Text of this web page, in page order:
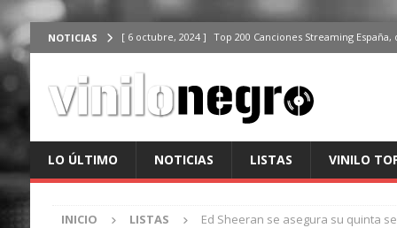
NOTICIAS [ 6 octubre, 2024 ] Top 200 Canciones Streaming
[ 3 octubre, 2024 ] Top 100 Artistas Españoles
[ 2 octubre, 2024 ] Top 100 Artistas Internacionales
ÚLTIMO
[ 6 octubre, 2024 ] Top 200 Canciones España, del 30 de
LO ÚLTIMO NOTICIAS LISTAS VINILO
INICIO LISTAS
Ed Sheeran se asegura su quinta